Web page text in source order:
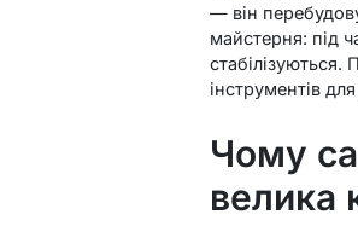
— він
майстерня: під
інструментів
Чому
велика